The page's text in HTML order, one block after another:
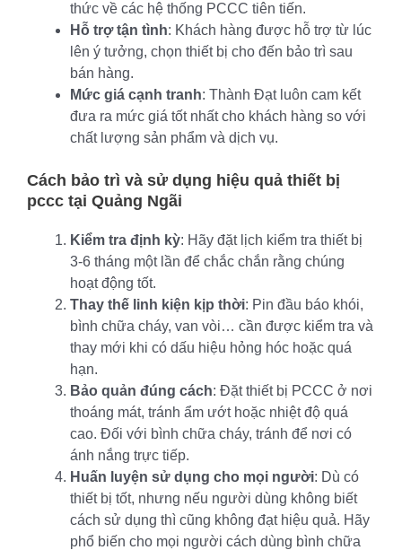
thức về các hệ thống PCCC tiên tiến.
Hỗ trợ tận tình: Khách hàng được hỗ trợ từ lúc
lên ý tưởng, chọn thiết bị cho đến bảo trì sau
bán hàng.
Mức giá cạnh tranh: Thành Đạt luôn cam kết
đưa ra mức giá tốt nhất cho khách hàng so với
chất lượng sản phẩm và dịch vụ.
Cách bảo trì và sử dụng hiệu quả thiết bị
pccc tại Quảng Ngãi
Kiểm tra định kỳ: Hãy đặt lịch kiểm tra thiết bị
3-6 tháng một lần để chắc chắn rằng chúng
hoạt động tốt.
Thay thế linh kiện kịp thời: Pin đầu báo khói,
bình chữa cháy, van vòi… cần được kiểm tra và
thay mới khi có dấu hiệu hỏng hóc hoặc quá
hạn.
Bảo quản đúng cách: Đặt thiết bị PCCC ở nơi
thoáng mát, tránh ẩm ướt hoặc nhiệt độ quá
cao. Đối với bình chữa cháy, tránh để nơi có
ánh nắng trực tiếp.
Huấn luyện sử dụng cho mọi người: Dù có
thiết bị tốt, nhưng nếu người dùng không biết
cách sử dụng thì cũng không đạt hiệu quả. Hãy
phổ biến cho mọi người cách dùng bình chữa